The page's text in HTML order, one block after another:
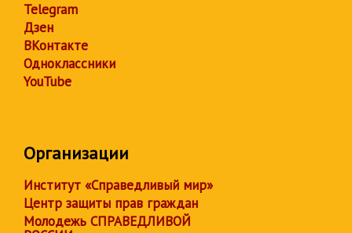
Telegram
Дзен
ВКонтакте
Одноклассники
YouTube
Организации
Институт «Справедливый мир»
Центр защиты прав граждан
Молодежь СПРАВЕДЛИВОЙ